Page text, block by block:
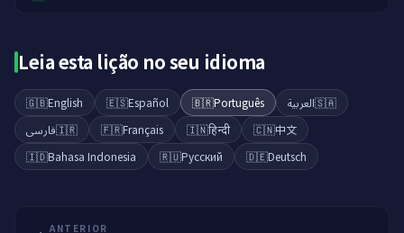
Leia esta lição no seu idioma
🇬🇧English 🇪🇸Español 🇧🇷Português 🇸🇦العربية
🇮🇷فارسی 🇫🇷Français 🇮🇳हिन्दी 🇨🇳中文
🇮🇩Bahasa Indonesia 🇷🇺Русский 🇩🇪Deutsch
ANTERIOR